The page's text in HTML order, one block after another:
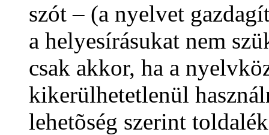
szót – (a nyelvet
a helyesírásukat nem
csak akkor, ha a
kikerülhetetlenül
lehetõség szerint